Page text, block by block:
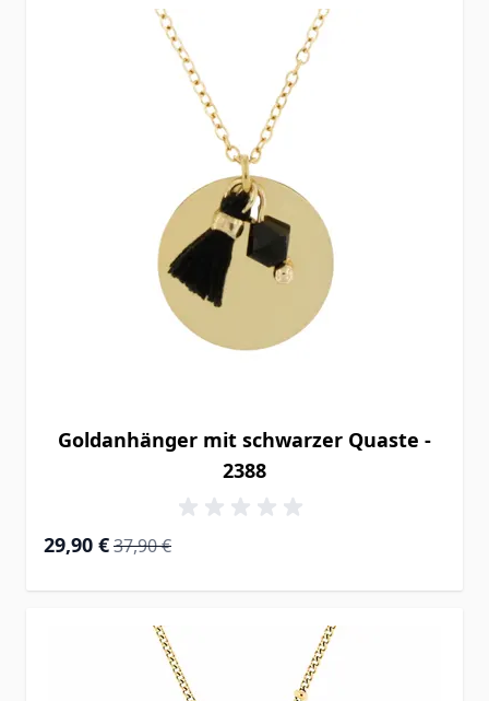
Goldanhänger mit schwarzer Quaste -
2388
Special Price
29,90 € Regular Price
37,90 €